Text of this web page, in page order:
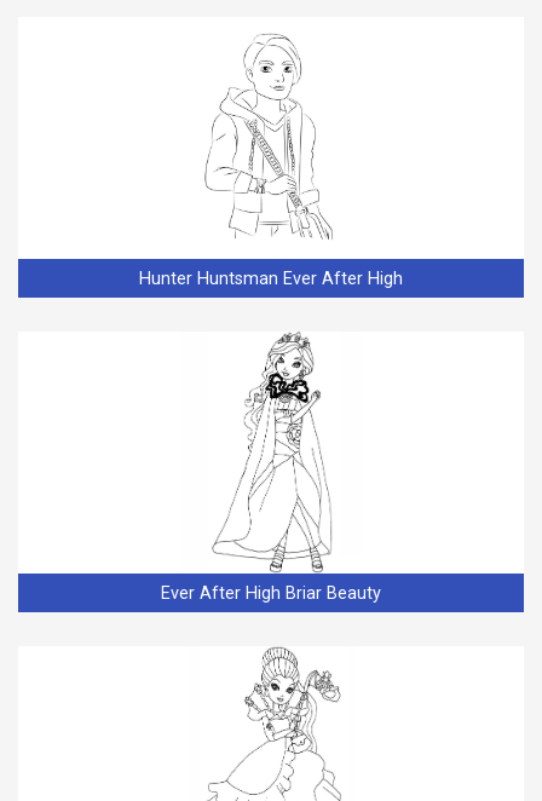
Hunter Huntsman Ever After High
Ever After High Briar Beauty